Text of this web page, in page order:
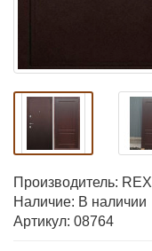
Производитель: REX
Наличие: В наличии
Артикул: 08764